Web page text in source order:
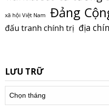
xã hội Việt Nam Đảng
đấu tranh chính trị địa
LƯU TRỮ
Lưu
trữ